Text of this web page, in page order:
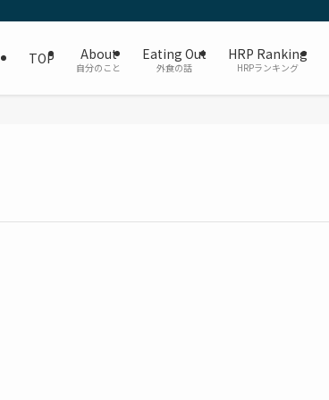
TOP About
自分のこと
Eating Out
外食の話
HRP Ranking
HRPランキング